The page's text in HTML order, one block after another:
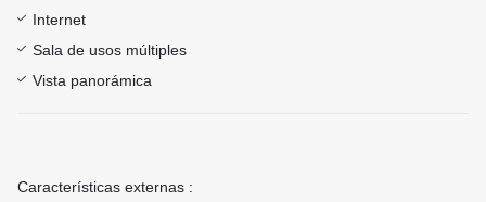
Internet
Sala de usos múltiples
Vista panorámica
Características externas :